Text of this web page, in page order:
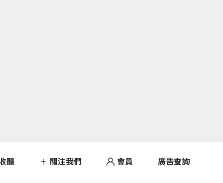
聽 關注我們 會員 廣告查詢